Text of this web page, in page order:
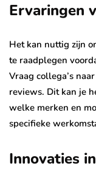
Ervaringen
Het kan nuttig zijn
te raadplegen
Vraag collega’s
reviews. Dit kan je
welke merken en
specifieke
Innovaties